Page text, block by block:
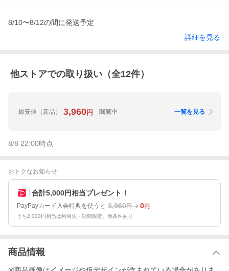
8/10〜8/12の間に発送予定
詳細を見る
他ストアでの取り扱い（全12件）
最安値 （新品） 3,960円 閲覧中 一覧を見る
8/8 22:00時点
おトクなお知らせ
合計5,000円相当プレゼント！
PayPayカード入会特典を使うと 3,960円 0円
うち2,000円相当は利用先・期間限定。他条件あり
商品情報